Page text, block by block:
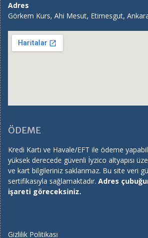
Adres
Görkem Kurs, Ahi Mesut, Etimesgut,
ÖDEME
Kredi Kartı ve Havale/EFT ile ödeme
yüksek derecede güvenli İyzico altyapısı
ve kart bilgileriniz saklanmaz. Bu site veri
sertifikasıyla sağlamaktadır. Adres
işareti göreceksiniz.
Gizlilik Politikası